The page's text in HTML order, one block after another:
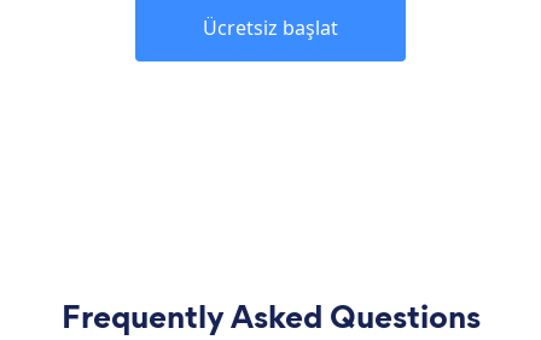
Ücretsiz başlat
Frequently Asked Questions